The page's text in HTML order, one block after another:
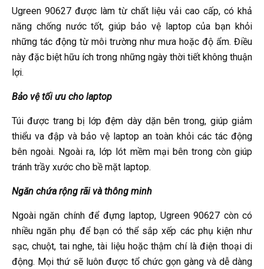
Ugreen 90627 được làm từ chất liệu vải cao cấp, có khả
năng chống nước tốt, giúp bảo vệ laptop của bạn khỏi
những tác động từ môi trường như mưa hoặc độ ẩm. Điều
này đặc biệt hữu ích trong những ngày thời tiết không thuận
lợi.
Bảo vệ tối ưu cho laptop
Túi được trang bị lớp đệm dày dặn bên trong, giúp giảm
thiểu va đập và bảo vệ laptop an toàn khỏi các tác động
bên ngoài. Ngoài ra, lớp lót mềm mại bên trong còn giúp
tránh trầy xước cho bề mặt laptop.
Ngăn chứa rộng rãi và thông minh
Ngoài ngăn chính để đựng laptop, Ugreen 90627 còn có
nhiều ngăn phụ để bạn có thể sắp xếp các phụ kiện như
sạc, chuột, tai nghe, tài liệu hoặc thậm chí là điện thoại di
động. Mọi thứ sẽ luôn được tổ chức gọn gàng và dễ dàng